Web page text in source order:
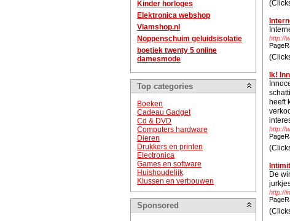
Kinder horloges
Elektronica webshop
Vlamshop.nl
Noppenschuim geluidsisolatie
boetiek twenty 5 online
damesmode
Top categories
Boeken
Cadeau Gadget
Cd & DVD
Computers hardware
Dieren
Drukkers en printen
Electronica
Games en software
Huishoudelijk
Klussen en verbouwen
Sponsored
http://
Ik!
heeft
http://
De
http://